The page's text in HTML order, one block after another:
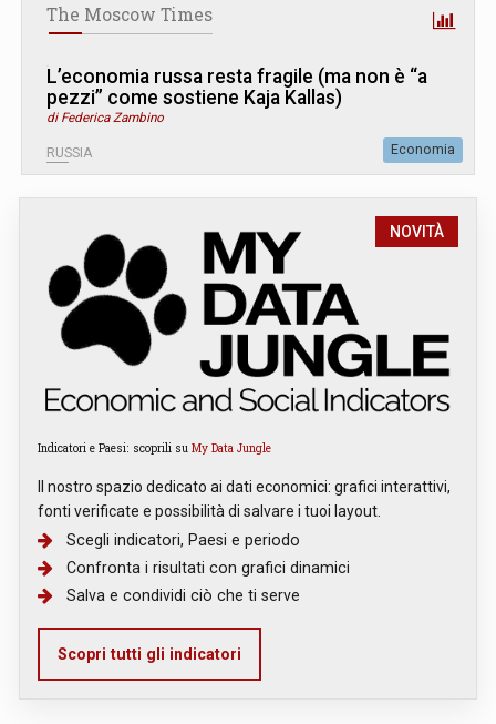
The Moscow Times
L’economia russa resta fragile (ma non è “a
pezzi” come sostiene Kaja Kallas)
di Federica Zambino
RUSSIA Economia
NOVITÀ
Indicatori e Paesi: scoprili su My Data Jungle
Il nostro spazio dedicato ai dati economici: grafici interattivi,
fonti verificate e possibilità di salvare i tuoi layout.
Scegli indicatori, Paesi e periodo
Confronta i risultati con grafici dinamici
Salva e condividi ciò che ti serve
Scopri tutti gli indicatori